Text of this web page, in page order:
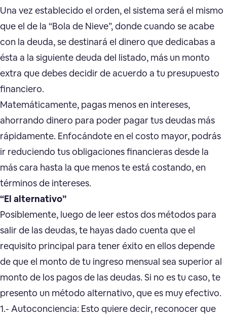
Una vez establecido el orden, el sistema será el mismo
que el de la “Bola de Nieve”, donde cuando se acabe
con la deuda, se destinará el dinero que dedicabas a
ésta a la siguiente deuda del listado, más un monto
extra que debes decidir de acuerdo a tu presupuesto
financiero.
Matemáticamente, pagas menos en intereses,
ahorrando dinero para poder pagar tus deudas más
rápidamente. Enfocándote en el costo mayor, podrás
ir reduciendo tus obligaciones financieras desde la
más cara hasta la que menos te está costando, en
términos de intereses.
“El alternativo”
Posiblemente, luego de leer estos dos métodos para
salir de las deudas, te hayas dado cuenta que el
requisito principal para tener éxito en ellos depende
de que el monto de tu ingreso mensual sea superior al
monto de los pagos de las deudas. Si no es tu caso, te
presento un método alternativo, que es muy efectivo.
1.- Autoconciencia: Esto quiere decir, reconocer que